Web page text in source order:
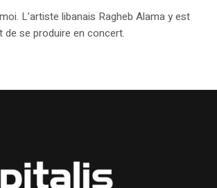
L’artiste libanais Ragheb Alama y est
se produire en concert.